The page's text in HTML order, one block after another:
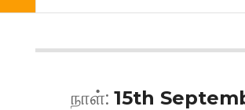
நாள்: 15th